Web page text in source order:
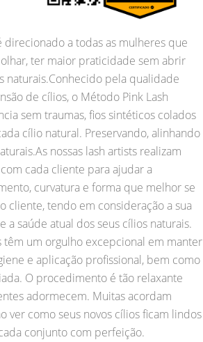
direcionado a todas as mulheres que
ter maior praticidade sem abrir
naturais.Conhecido pela qualidade
de cílios, o Método Pink Lash
sem traumas, fios sintéticos colados
cílio natural. Preservando, alinhando
nossas lash artists realizam
cada cliente para ajudar a
curvatura e forma que melhor se
cliente, tendo em consideração a sua
a saúde atual dos seus cílios naturais.
têm um orgulho excepcional em manter
e aplicação profissional, bem como
O procedimento é tão relaxante
adormecem. Muitas acordam
ver como seus novos cílios ficam lindos
conjunto com perfeição.